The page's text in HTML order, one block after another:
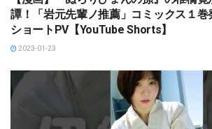
譚！「岩元先輩ノ推薦」コミックス１巻
ショートPV【YouTube Shorts】
2023-01-23